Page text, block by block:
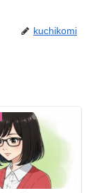
kuchikomi